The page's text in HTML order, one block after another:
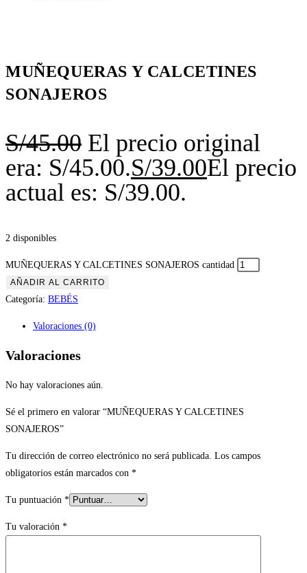
MUÑEQUERAS Y CALCETINES
SONAJEROS
S/45.00 El precio original
era: S/45.00.S/39.00El precio
actual es: S/39.00.
2 disponibles
MUÑEQUERAS Y CALCETINES SONAJEROS cantidad
AÑADIR AL CARRITO
Categoría: BEBÉS
Valoraciones (0)
Valoraciones
No hay valoraciones aún.
Sé el primero en valorar “MUÑEQUERAS Y CALCETINES
SONAJEROS”
Tu dirección de correo electrónico no será publicada. Los campos
obligatorios están marcados con *
Tu puntuación *
Tu valoración *